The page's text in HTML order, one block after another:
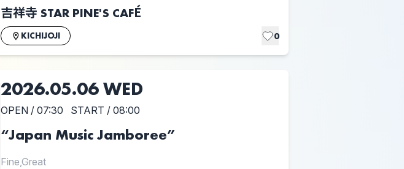
吉祥寺 STAR PINE'S CAFÉ
KICHIJOJI 0
2026.05.06 WED
OPEN / 07:30 START / 08:00
“Japan Music Jamboree”
Fine,Great